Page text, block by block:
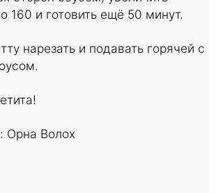
160 и готовить ещё 50 минут.
нарезать и подавать горячей с
Орна Волох